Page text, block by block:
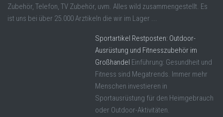
Zubehör, Telefon, TV Zubehör, uvm. Alles wild zusammengestellt. Es
ist uns bei über 25.000 Arztikeln die wir im Lager ...
Sportartikel Restposten: Outdoor-
Ausrüstung und Fitnesszubehör im
Großhandel Einführung: Gesundheit und
Fitness sind Megatrends. Immer mehr
Menschen investieren in
Sportausrüstung für den Heimgebrauch
oder Outdoor-Aktivitäten.